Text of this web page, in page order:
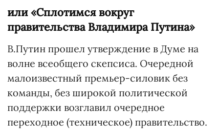
или «Сплотимся вокруг
правительства Владимира Путина»
В.Путин прошел утверждение в Думе на
волне всеобщего скепсиса. Очередной
малоизвестный премьер-силовик без
команды, без широкой политической
поддержки возглавил очередное
переходное (техническое) правительство.